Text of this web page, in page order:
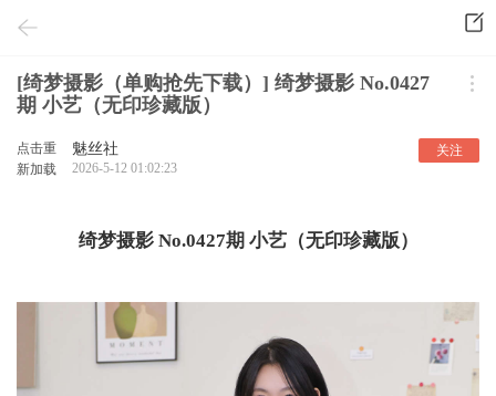
[绮梦摄影（单购抢先下载）] 绮梦摄影 No.0427
期 小艺（无印珍藏版）
点击重
新加载
魅丝社
2026-5-12 01:02:23
关注
绮梦摄影 No.0427期 小艺（无印珍藏版）